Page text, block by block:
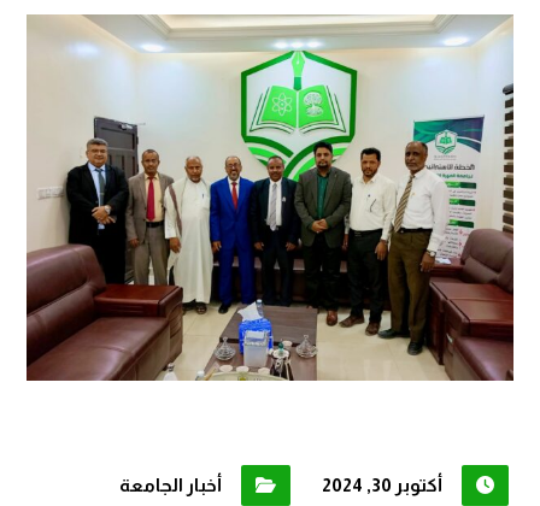
أكتوبر 30, 2024 أخبار الجامعة